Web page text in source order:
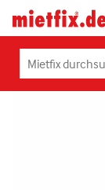
InhaltGeräte
Maschinen
mieten
in